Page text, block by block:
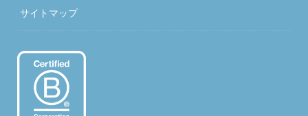
サイトマップ